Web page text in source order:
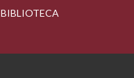
BIBLIOTECA